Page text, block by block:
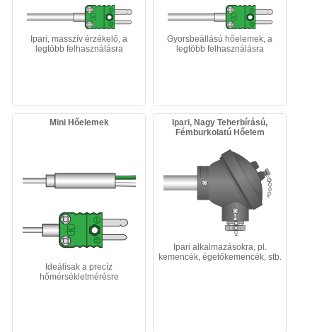
Ipari, masszív érzékelő, a
legtöbb felhasználásra
Gyorsbeállású hőelemek, a
legtöbb felhasználásra
Mini Hőelemek
Ideálisak a precíz
hőmérsékletmérésre
Ipari, Nagy Teherbírású,
Fémburkolatú Hőelem
Ipari alkalmazásokra, pl.
kemencék, égetőkemencék, stb.